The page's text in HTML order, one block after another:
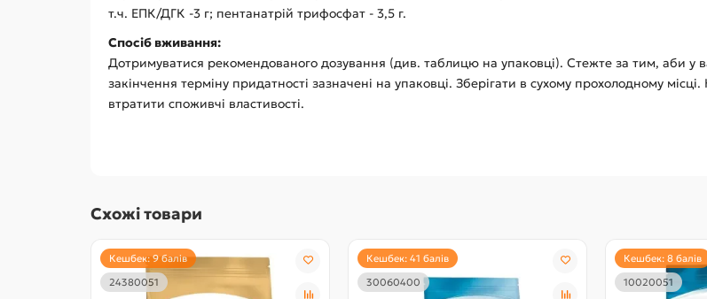
т.ч. ЕПК/ДГК -3 г; пентанатрій трифосфат - 3,5 г.
Спосіб вживання:
Дотримуватися рекомендованого дозування (див. таблицю на упаковці). Стежте за тим, аби у
закінчення терміну придатності зазначені на упаковці. Зберігати в сухому прохолодному
втратити споживчі властивості.
Схожі товари
Кешбек: 9 балів
24380051
Кешбек: 41 балів
30060400
Кешбек: 8 балів
10020051